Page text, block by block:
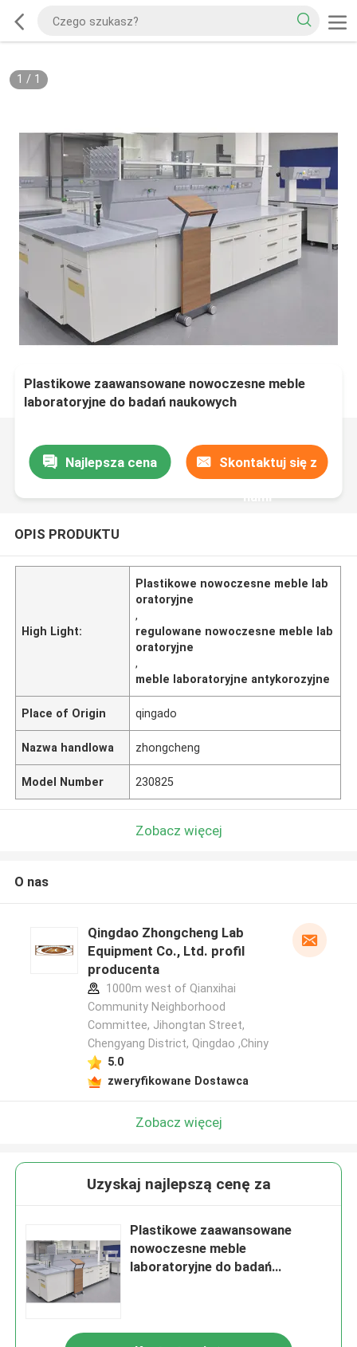
1 / 1
Plastikowe zaawansowane nowoczesne meble
laboratoryjne do badań naukowych
Najlepsza cena Skontaktuj się z
nami
OPIS PRODUKTU
High Light:
Plastikowe nowoczesne meble lab
oratoryjne
,
regulowane nowoczesne meble lab
oratoryjne
,
meble laboratoryjne antykorozyjne
Place of Origin qingado
Nazwa handlowa zhongcheng
Model Number 230825
Zobacz więcej
O nas
Qingdao Zhongcheng Lab
Equipment Co., Ltd. profil
producenta
1000m west of Qianxihai
Community Neighborhood
Committee, Jihongtan Street,
Chengyang District, Qingdao ,Chiny
5.0
zweryfikowane Dostawca
Zobacz więcej
Uzyskaj najlepszą cenę za
Plastikowe zaawansowane
nowoczesne meble
laboratoryjne do badań